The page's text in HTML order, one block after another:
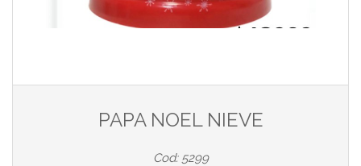
PAPA NOEL NIEVE
Cod: 5299